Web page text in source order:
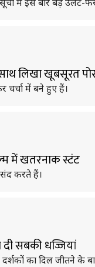
लिखा खूबसूरत
चर्चा में बने हुए हैं।
में खतरनाक स्टंट
करते हैं।
सबकी धज्जियां
का दिल जीतने के